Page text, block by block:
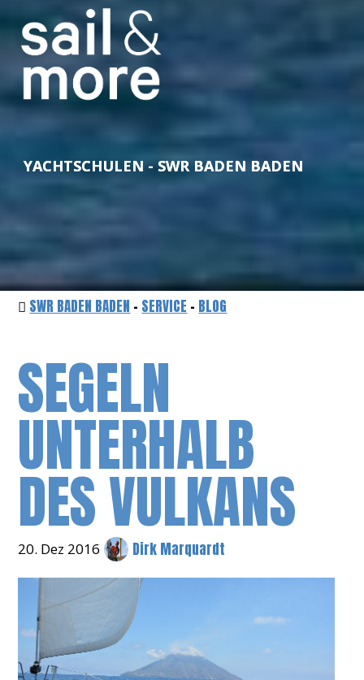
YACHTSCHULEN - SWR BADEN BADEN
SWR BADEN BADEN - SERVICE - BLOG
SEGELN
UNTERHALB
DES VULKANS
20. Dez 2016 Dirk Marquardt